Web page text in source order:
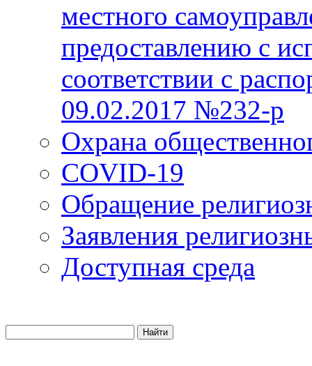
местного
предоставлению с
соответствии с
09.02.2017 №232-р
Охрана
COVID-19
Обращение
Заявления
Доступная среда
Найти